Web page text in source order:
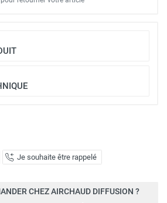
Je souhaite être rappelé
CHEZ AIRCHAUD DIFFUSION ?